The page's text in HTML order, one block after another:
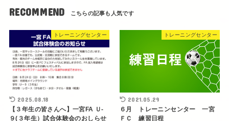
RECOMMEND
トレーニングセンター
2025.08.18
【３年生の皆さんへ】一宮FA Ｕ-
９(３年生）試合体験会のおしらせ
トレーニングセンター
2021.05.29
６月 トレーニンセンター 一宮
ＦＣ 練習日程